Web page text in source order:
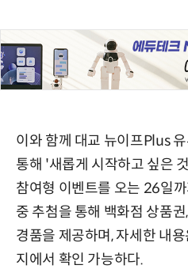
이와 함께 대교 뉴이프Plus
통해 '새롭게 시작하고 싶은
참여형 이벤트를 오는 26일
중 추첨을 통해 백화점 상품
경품을 제공하며, 자세한 내
지에서 확인 가능하다.